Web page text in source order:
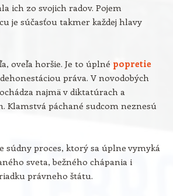
ich zo svojich radov. Pojem
je súčasťou takmer každej hlavy
oveľa horšie. Je to úplné popretie
práva. V novodobých
najmä v diktatúrach a
Klamstvá páchané sudcom neznesú
súdny proces, ktorý sa úplne vymyká
sveta, bežného chápania i
právneho štátu.